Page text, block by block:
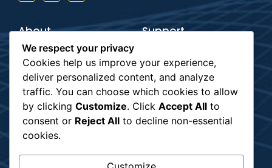
About
Terms & Conditions
Privacy Policy
Support
Order Tracking
Payment Subscribe
We respect your privacy
Cookies help us improve your experience,
deliver personalized content, and analyze
traffic. You can choose which cookies to allow
by clicking Customize. Click Accept All to
consent or Reject All to decline non-essential
cookies.